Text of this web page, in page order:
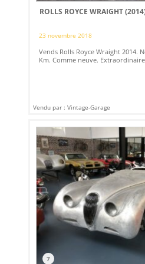
ROLLS ROYCE WRAIGHT
23 novembre 2018
Vends Rolls Royce Wraight 2014.
Km. Comme neuve.
Vendu par : Vintage-Garage
7